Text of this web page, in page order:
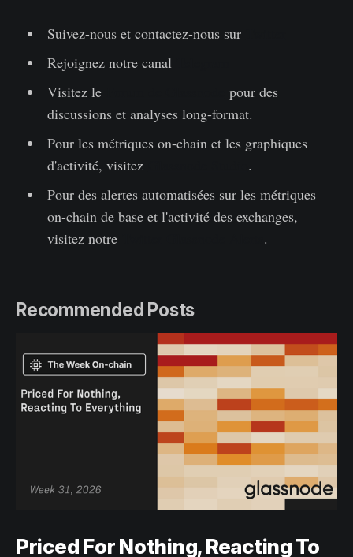
Suivez-nous et contactez-nous sur
Rejoignez notre canal
Visitez le
pour des
discussions et analyses long-format.
Pour les métriques on-chain et les graphiques
d'activité, visitez
.
Pour des alertes automatisées sur les métriques
on-chain de base et l'activité des exchanges,
visitez notre
.
Recommended Posts
Priced For Nothing, Reacting To